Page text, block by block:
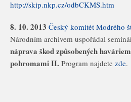
http://skip.nkp.cz/odbCKMS.htm
8. 10. 2013 Český komitét Modrého
Národním archivem uspořádal
náprava škod způsobených
pohromami II. Program najdete zde.